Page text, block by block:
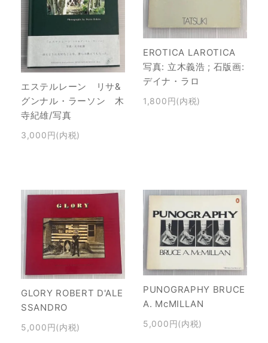
エステルレーン リサ&
グンナル・ラーソン 木
寺紀雄/写真
3,000円(内税)
EROTICA LAROTICA
写真: 立木義浩 ; 石版画:
デイナ・ラロ
1,800円(内税)
GLORY ROBERT D'ALE
SSANDRO
5,000円(内税)
PUNOGRAPHY BRUCE
A. McMILLAN
5,000円(内税)